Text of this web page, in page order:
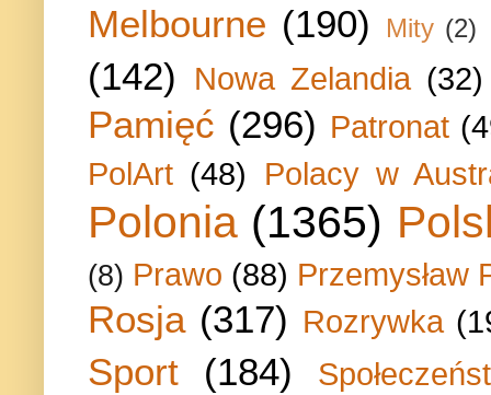
Melbourne (190) Mity (2)
(142) Nowa Zelandia (32)
Pamięć (296) Patronat
PolArt (48) Polacy w
Polonia (1365)
(8) Prawo (88) Przemysław
Rosja (317) Rozrywka
Sport (184)